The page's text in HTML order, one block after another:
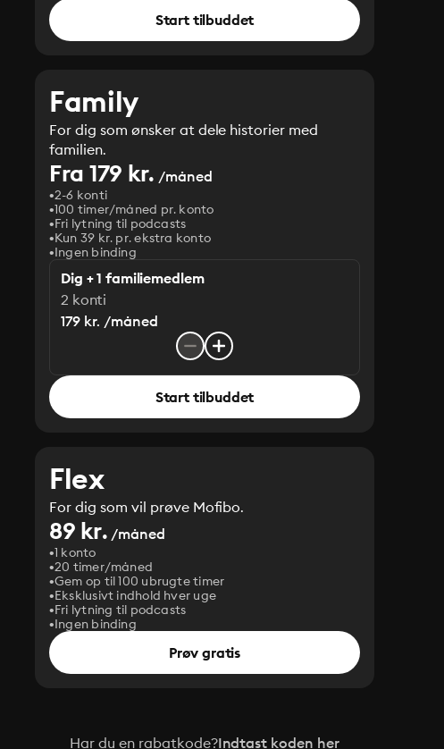
Start tilbuddet
Family
For dig som ønsker at dele historier med
familien.
Fra 179 kr. /måned
2-6 konti
100 timer/måned pr. konto
Fri lytning til podcasts
Kun 39 kr. pr. ekstra konto
Ingen binding
Dig + 1 familiemedlem
2 konti
179 kr. /måned
Start tilbuddet
Flex
For dig som vil prøve Mofibo.
89 kr. /måned
1 konto
20 timer/måned
Gem op til 100 ubrugte timer
Eksklusivt indhold hver uge
Fri lytning til podcasts
Ingen binding
Prøv gratis
Har du en rabatkode?Indtast koden her